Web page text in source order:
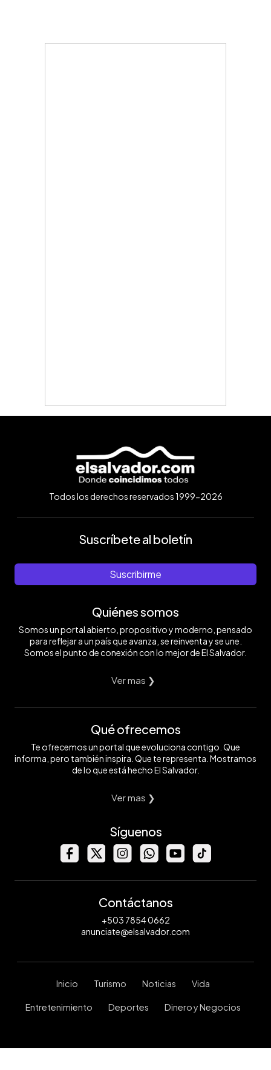
Todos los derechos reservados 1999-2026
Suscríbete al boletín
Suscribirme
Quiénes somos
Somos un portal abierto, propositivo y moderno, pensado
para reflejar a un país que avanza, se reinventa y se une.
Somos el punto de conexión con lo mejor de El Salvador.
Ver mas ❯
Qué ofrecemos
Te ofrecemos un portal que evoluciona contigo. Que
informa, pero también inspira. Que te representa. Mostramos
de lo que está hecho El Salvador.
Ver mas ❯
Síguenos
Contáctanos
+503 7854 0662
anunciate@elsalvador.com
Inicio Turismo Noticias Vida
Entretenimiento Deportes Dinero y Negocios